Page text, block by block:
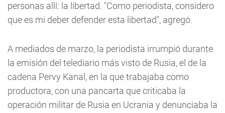
personas allí: la libertad. "Como periodista, considero
que es mi deber defender esta libertad", agregó.
A mediados de marzo, la periodista irrumpió durante
la emisión del telediario más visto de Rusia, el de la
cadena Pervy Kanal, en la que trabajaba como
productora, con una pancarta que criticaba la
operación militar de Rusia en Ucrania y denunciaba la